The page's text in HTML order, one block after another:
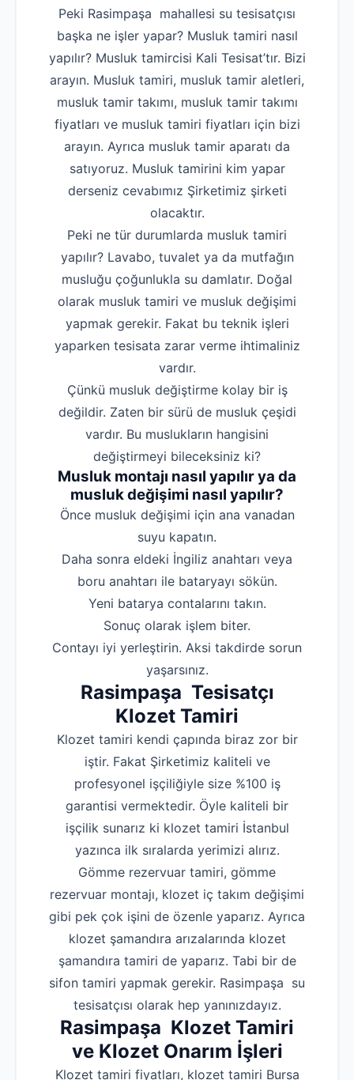
Peki Rasimpaşa mahallesi su tesisatçısı
başka ne işler yapar? Musluk tamiri nasıl
yapılır? Musluk tamircisi Kali Tesisat’tır. Bizi
arayın. Musluk tamiri, musluk tamir aletleri,
musluk tamir takımı, musluk tamir takımı
fiyatları ve musluk tamiri fiyatları için bizi
arayın. Ayrıca musluk tamir aparatı da
satıyoruz. Musluk tamirini kim yapar
derseniz cevabımız Şirketimiz şirketi
olacaktır.
Peki ne tür durumlarda musluk tamiri
yapılır? Lavabo, tuvalet ya da mutfağın
musluğu çoğunlukla su damlatır. Doğal
olarak musluk tamiri ve musluk değişimi
yapmak gerekir. Fakat bu teknik işleri
yaparken tesisata zarar verme ihtimaliniz
vardır.
Çünkü musluk değiştirme kolay bir iş
değildir. Zaten bir sürü de musluk çeşidi
vardır. Bu muslukların hangisini
değiştirmeyi bileceksiniz ki?
Musluk montajı nasıl yapılır ya da
musluk değişimi nasıl yapılır?
‌Önce musluk değişimi için ana vanadan
suyu kapatın.
‌Daha sonra eldeki İngiliz anahtarı veya
boru anahtarı ile bataryayı sökün.
‌Yeni batarya contalarını takın.
‌Sonuç olarak işlem biter.
‌Contayı iyi yerleştirin. Aksi takdirde sorun
yaşarsınız.
Rasimpaşa Tesisatçı
Klozet Tamiri
Klozet tamiri kendi çapında biraz zor bir
iştir. Fakat Şirketimiz kaliteli ve
profesyonel işçiliğiyle size %100 iş
garantisi vermektedir. Öyle kaliteli bir
işçilik sunarız ki klozet tamiri İstanbul
yazınca ilk sıralarda yerimizi alırız.
Gömme rezervuar tamiri, gömme
rezervuar montajı, klozet iç takım değişimi
gibi pek çok işini de özenle yaparız. Ayrıca
klozet şamandıra arızalarında klozet
şamandıra tamiri de yaparız. Tabi bir de
sifon tamiri yapmak gerekir. Rasimpaşa su
tesisatçısı olarak hep yanınızdayız.
Rasimpaşa Klozet Tamiri
ve Klozet Onarım İşleri
Klozet tamiri fiyatları, klozet tamiri Bursa